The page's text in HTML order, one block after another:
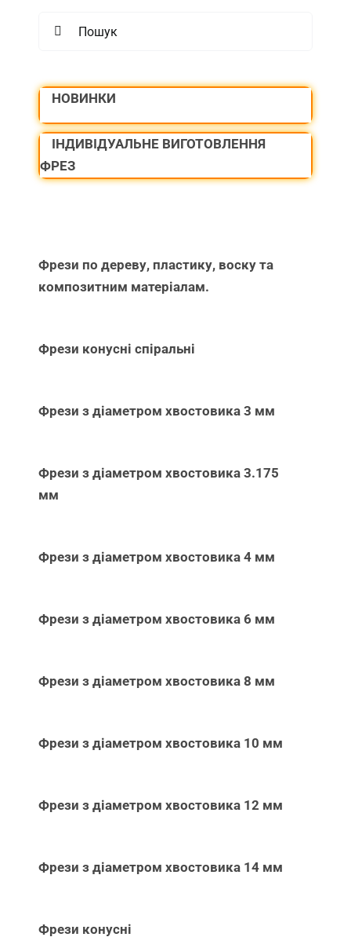
НОВИНКИ
ІНДИВІДУАЛЬНЕ ВИГОТОВЛЕННЯ
ФРЕЗ
Фрези по дереву, пластику, воску та
композитним матеріалам.
Фрези конусні спіральні
Фрези з діаметром хвостовика 3 мм
Фрези з діаметром хвостовика 3.175
мм
Фрези з діаметром хвостовика 4 мм
Фрези з діаметром хвостовика 6 мм
Фрези з діаметром хвостовика 8 мм
Фрези з діаметром хвостовика 10 мм
Фрези з діаметром хвостовика 12 мм
Фрези з діаметром хвостовика 14 мм
Фрези конусні